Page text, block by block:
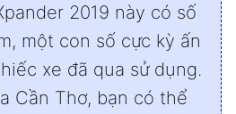
2019 này có số
một con số cực kỳ ấn
xe đã qua sử dụng.
Cần Thơ, bạn có thể